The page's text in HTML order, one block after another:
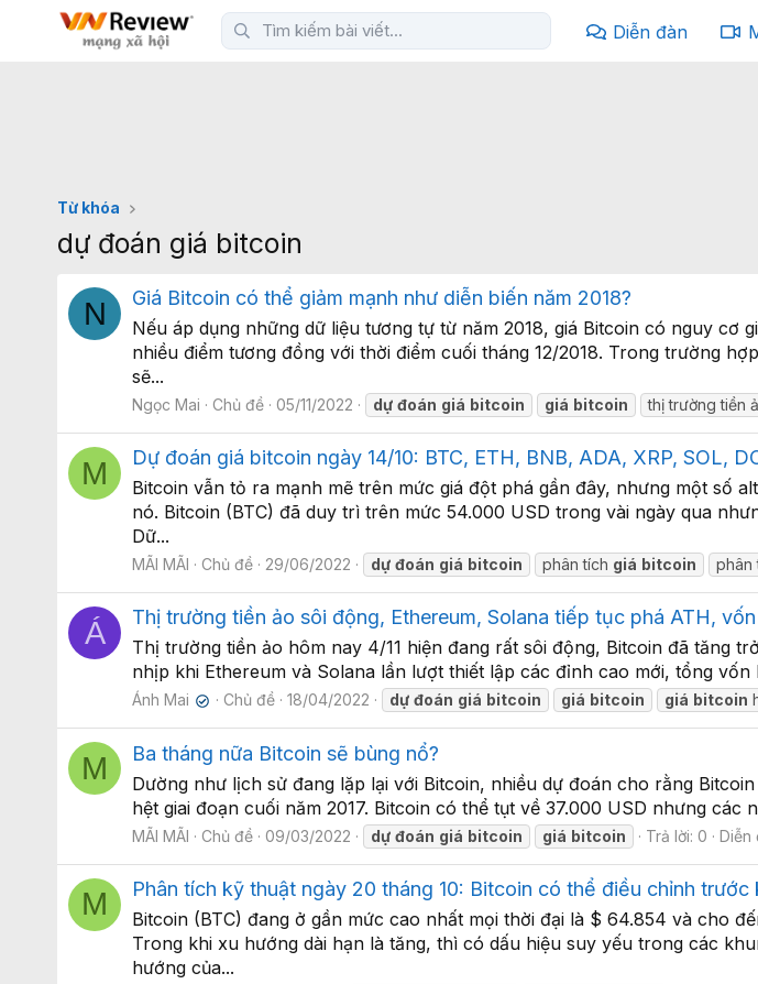
Diễn đàn
Từ khóa
dự đoán giá bitcoin
N Giá Bitcoin có thể giảm mạnh như diễn biến năm 2018?
Nếu áp dụng những dữ liệu tương tự từ năm 2018, giá Bitcoin có nguy cơ
nhiều điểm tương đồng với thời điểm cuối tháng 12/2018. Trong trường
sẽ...
Ngọc Mai Chủ đề 05/11/2022 dự đoán giá bitcoin giá bitcoin thị trường tiền
M Dự đoán giá bitcoin ngày 14/10: BTC, ETH, BNB, ADA, XRP, SOL,
Bitcoin vẫn tỏ ra mạnh mẽ trên mức giá đột phá gần đây, nhưng một số
nó. Bitcoin (BTC) đã duy trì trên mức 54.000 USD trong vài ngày qua
Dữ...
MÃI MÃI Chủ đề 29/06/2022 dự đoán giá bitcoin phân tích giá bitcoin phân
Á Thị trường tiền ảo sôi động, Ethereum, Solana tiếp tục phá ATH,
Thị trường tiền ảo hôm nay 4/11 hiện đang rất sôi động, Bitcoin đã tăng
nhịp khi Ethereum và Solana lần lượt thiết lập các đỉnh cao mới, tổng
Ánh Mai ✔ Chủ đề 18/04/2022 dự đoán giá bitcoin giá bitcoin giá bitcoin
M Ba tháng nữa Bitcoin sẽ bùng nổ?
Dường như lịch sử đang lặp lại với Bitcoin, nhiều dự đoán cho rằng
hệt giai đoạn cuối năm 2017. Bitcoin có thể tụt về 37.000 USD nhưng
MÃI MÃI Chủ đề 09/03/2022 dự đoán giá bitcoin giá bitcoin Trả lời: 0 Diễn
M Phân tích kỹ thuật ngày 20 tháng 10: Bitcoin có thể điều chỉnh trước
Bitcoin (BTC) đang ở gần mức cao nhất mọi thời đại là $ 64.854 và cho
Trong khi xu hướng dài hạn là tăng, thì có dấu hiệu suy yếu trong các
hướng của...